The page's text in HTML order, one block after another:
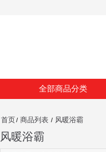
全部商品分类
首页 / 商品列表 / 风暖浴霸
风暖浴霸